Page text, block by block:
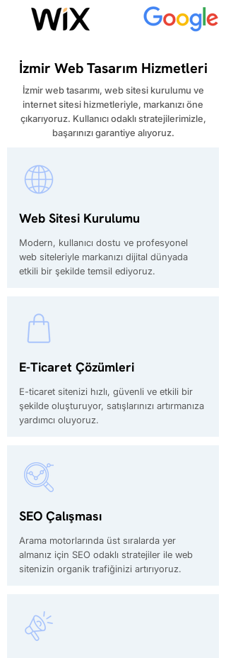
İzmir Web Tasarım Hizmetleri
​İzmir web tasarımı, web sitesi kurulumu ve
internet sitesi hizmetleriyle, markanızı öne
çıkarıyoruz. Kullanıcı odaklı stratejilerimizle,
başarınızı garantiye alıyoruz.
Web Sitesi Kurulumu
Modern, kullanıcı dostu ve profesyonel
web siteleriyle markanızı dijital dünyada
etkili bir şekilde temsil ediyoruz.
E-Ticaret Çözümleri
E-ticaret sitenizi hızlı, güvenli ve etkili bir
şekilde oluşturuyor, satışlarınızı artırmanıza
yardımcı oluyoruz.
SEO Çalışması
Arama motorlarında üst sıralarda yer
almanız için SEO odaklı stratejiler ile web
sitenizin organik trafiğinizi artırıyoruz.